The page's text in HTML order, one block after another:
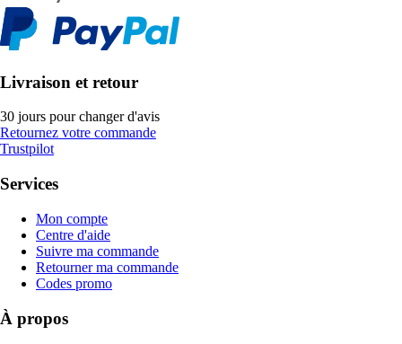
Livraison et retour
30 jours pour changer d'avis
Retournez votre commande
Trustpilot
Services
Mon compte
Centre d'aide
Suivre ma commande
Retourner ma commande
Codes promo
À propos